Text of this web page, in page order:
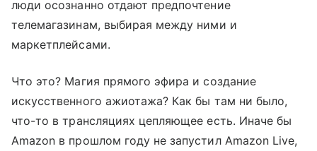
люди осознанно отдают предпочтение
телемагазинам, выбирая между ними и
маркетплейсами.
Что это? Магия прямого эфира и создание
искусственного ажиотажа? Как бы там ни было,
что-то в трансляциях цепляющее есть. Иначе бы
Amazon в прошлом году не запустил Amazon Live,